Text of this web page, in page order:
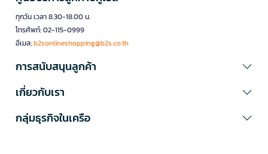
ทุกวัน เวลา 8.30-18.00 น.
โทรศัพท์: 02-115-0999
อีเมล:b2sonlineshopping@b2s.co.th
การสนับสนุนลูกค้า
เกี่ยวกับเรา
กลุ่มธุรกิจในเครือ